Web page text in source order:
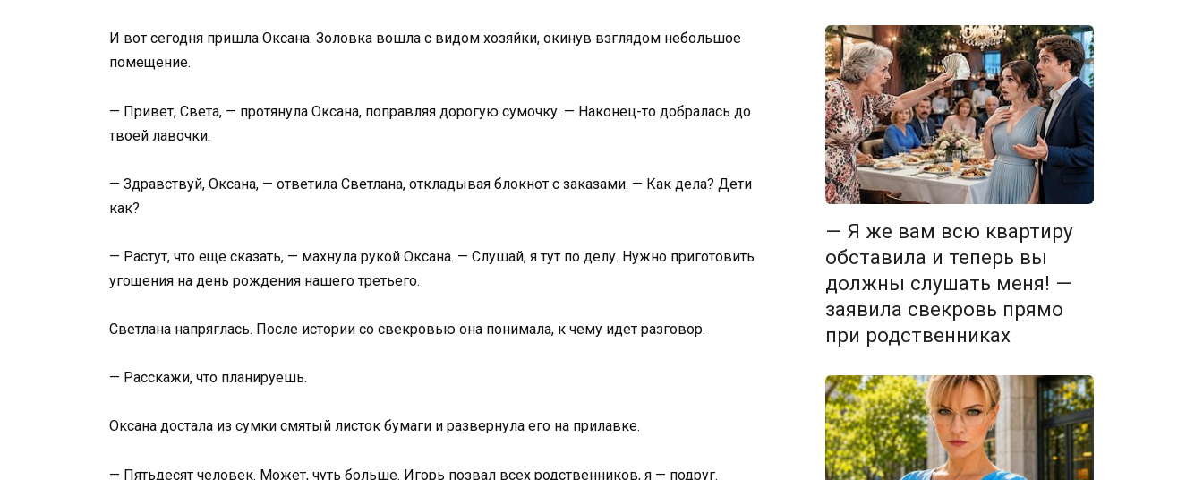
И вот сегодня пришла Оксана. Золовка вошла с видом хозяйки, окинув взглядом небольшое
помещение.
— Привет, Света, — протянула Оксана, поправляя дорогую сумочку. — Наконец-то добралась до
твоей лавочки.
— Здравствуй, Оксана, — ответила Светлана, откладывая блокнот с заказами. — Как дела? Дети
как?
— Растут, что еще сказать, — махнула рукой Оксана. — Слушай, я тут по делу. Нужно приготовить
угощения на день рождения нашего третьего.
Светлана напряглась. После истории со свекровью она понимала, к чему идет разговор.
— Расскажи, что планируешь.
Оксана достала из сумки смятый листок бумаги и развернула его на прилавке.
— Пятьдесят человек. Может, чуть больше. Игорь позвал всех родственников, я — подруг.
— Я же вам всю квартиру
обставила и теперь вы
должны слушать меня! —
заявила свекровь прямо
при родственниках